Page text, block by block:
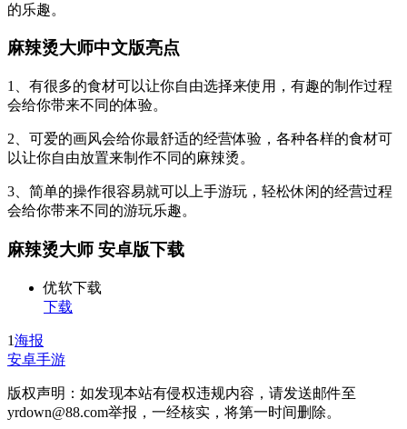
的乐趣。
麻辣烫大师中文版亮点
1、有很多的食材可以让你自由选择来使用，有趣的制作过程
会给你带来不同的体验。
2、可爱的画风会给你最舒适的经营体验，各种各样的食材可
以让你自由放置来制作不同的麻辣烫。
3、简单的操作很容易就可以上手游玩，轻松休闲的经营过程
会给你带来不同的游玩乐趣。
麻辣烫大师 安卓版下载
优软下载
下载
1海报
安卓手游
版权声明：如发现本站有侵权违规内容，请发送邮件至
yrdown@88.com举报，一经核实，将第一时间删除。